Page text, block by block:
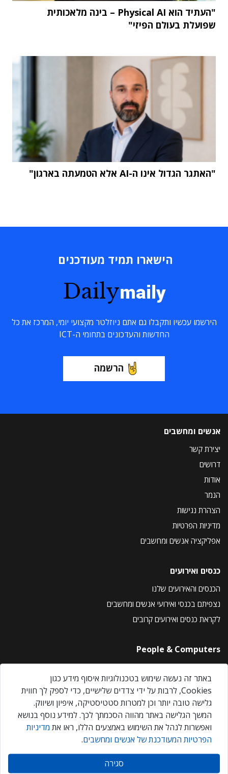
"העתיד הוא Physical AI – בינה מלאכותית
שפועלת בעולם הפיזי"
"האתגר הגדול אינו ה-AI אלא הטמעתה בארגון"
הישארו תמיד מעודכנים
Dailymaily
הירשמו עכשיו ותקבלו גם אתם ניוזלטר מקצועי יומי, המרכז את כל
החדשות והעדכונים בתחומי ה-ICT
הרשמה
אנשים ומחשבים
יצירת קשר
דרושים
אודות
הנמר
הצהרת נגישות
מדיניות הפרטיות
אפליקציה אנשים ומחשבים
כנסים ואירועים
הכנסים והאירועים שלנו
נצפיתם בכנסי ואירועי אנשים ומחשבים
לקראת כנסים ואירועים קרובים
People & Computers
About Us
Privacy Policy
Contact Us
Our Events
אנשים ומחשבים © 2026 – כל הזכויות שמורות
באתר זה נעשה שימוש בטכנולוגיות איסוף מידע כגון
Cookies, לרבות על ידי צדדים שלישיים, כדי לספק לך חווית
גלישה טובה יותר וכן למטרות סטטיסטיקה, איפיון ושיווק.
המשך הגלישה באתר מהווה הסכמתך לכך. למידע נוסף בנושא
ואפשרות לנהל את השימוש באמצעים הללו, ראו את מדיניות
הפרטיות המעודכנת של אנשים ומחשבים.
סגירה